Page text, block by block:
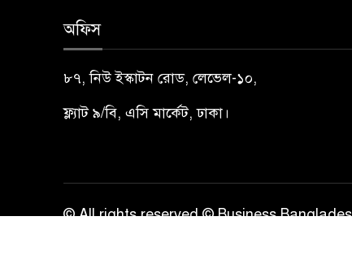
অফিস
৮৭, নিউ ইস্কাটন রোড, লেভেল-১০,
ফ্ল্যাট ৯/বি, এসি মার্কেট, ঢাকা।
© All rights reserved © Business